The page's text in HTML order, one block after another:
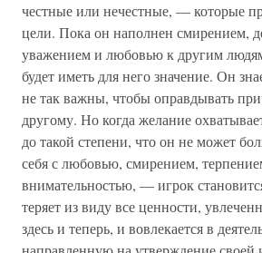
честные или нечестные, — которые
цели. Пока он наполнен смирением,
уважением и любовью к другим
будет иметь для него значение. Он
не так важны, чтобы оправдывать
другому. Но когда желание
до такой степени, что он не может
себя с любовью, смирением,
внимательностью, — игрок
теряет из виду все ценности,
здесь и теперь, и вовлекается в